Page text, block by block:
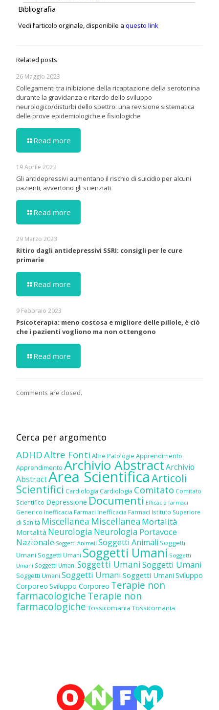
Bibliografia
Vedi l’articolo orginale, disponibile a questo link
Related posts
26 Maggio 2023
Collegamenti tra inibizione della ricaptazione della serotonina
durante la gravidanza e ritardo dello sviluppo
neurologico/disturbi dello spettro: una revisione sistematica
delle prove epidemiologiche e fisiologiche
Read more
19 Aprile 2023
Gli antidepressivi aumentano il rischio di suicidio per alcuni
pazienti, avvertono gli scienziati
Read more
29 Marzo 2023
Ritiro dagli antidepressivi SSRI: consigli per le cure
primarie
Read more
9 Febbraio 2023
Psicoterapia: meno costosa e migliore delle pillole, è ciò
che i pazienti vogliono ma non ottengono
Read more
Comments are closed.
Cerca per argomento
ADHDAltre Fonti Altre Patologie Apprendimento
Apprendimento Archivio AbstractArchivio
AbstractArea ScientificaArticoli
Scientifici Cardiologia Cardiologia Comitato Comitato
Scientifico Depressione Documenti Efficacia farmaci
Generico Inefficacia Farmaci Inefficacia Farmaci Istituto Superiore
di Sanità Miscellanea Miscellanea Mortalità
Mortalità Neurologia Neurologia Portavoce
Nazionale Soggetti Animali Soggetti Animali Soggetti
Umani Soggetti Umani Soggetti Umani Soggetti
Umani Soggetti Umani Soggetti UmaniSoggetti Umani
Soggetti Umani Soggetti Umani Soggetti Umani Sviluppo
Corporeo Sviluppo Corporeo Terapie non
farmacologicheTerapie non
farmacologiche Tossicomania Tossicomania